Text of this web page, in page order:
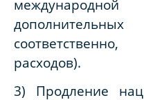
расходов).
3) Продление